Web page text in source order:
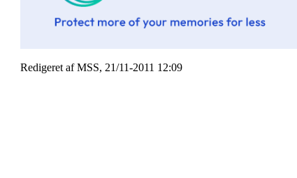
Redigeret af MSS, 21/11-2011 12:09